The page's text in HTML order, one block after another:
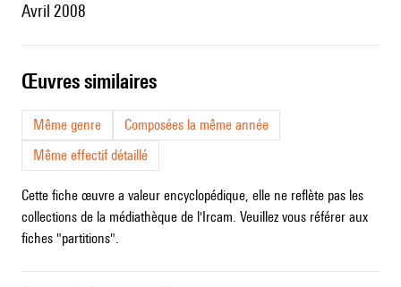
Avril 2008
œuvres similaires
Même genre
Composées la même année
Même effectif détaillé
Cette fiche œuvre a valeur encyclopédique, elle ne reflète pas les
collections de la médiathèque de l'Ircam. Veuillez vous référer aux
fiches "partitions".